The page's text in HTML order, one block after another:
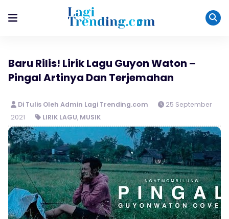
Baru Rilis! Lirik Lagu Guyon Waton –
Pingal Artinya Dan Terjemahan
Di Tulis Oleh Admin Lagi Trending.com
25 September
2021
LIRIK LAGU, MUSIK